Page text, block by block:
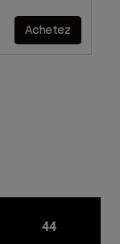
Achetez
44